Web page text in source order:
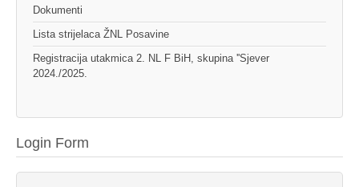
Dokumenti
Lista strijelaca ŽNL Posavine
Registracija utakmica 2. NL F BiH, skupina ''Sjever
2024./2025.
Login Form